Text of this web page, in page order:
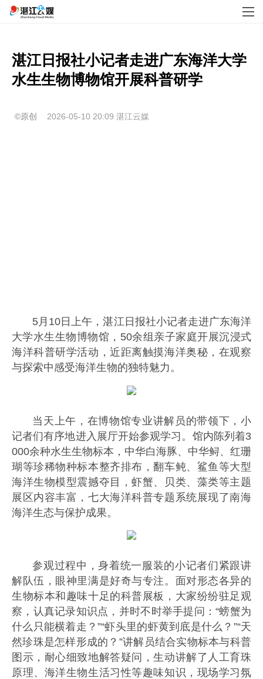
湛江日报社小记者走进广东海洋大学
水生生物博物馆开展科普研学
©原创 2026-05-10 20:09 湛江云媒
5月10日上午，湛江日报社小记者走进广东海洋
大学水生生物博物馆，50余组亲子家庭开展沉浸式
海洋科普研学活动，近距离触摸海洋奥秘，在观察
与探索中感受海洋生物的独特魅力。
当天上午，在博物馆专业讲解员的带领下，小
记者们有序地进入展厅开始参观学习。馆内陈列着3
000余种水生生物标本，中华白海豚、中华鲟、红珊
瑚等珍稀物种标本整齐排布，翻车鲀、鲨鱼等大型
海洋生物模型震撼夺目，虾蟹、贝类、藻类等主题
展区内容丰富，七大海洋科普专题系统展现了南海
海洋生态与保护成果。
参观过程中，身着统一服装的小记者们紧跟讲
解队伍，眼神里满是好奇与专注。面对形态各异的
生物标本和趣味十足的科普展板，大家纷纷驻足观
察，认真记录知识点，并时不时举手提问：“螃蟹为
什么只能横着走？”“虾头里的虾黄到底是什么？”“天
然珍珠是怎样形成的？”讲解员结合实物标本与科普
图示，耐心细致地解答疑问，生动讲解了人工育珠
原理、海洋生物生活习性等趣味知识，现场学习氛